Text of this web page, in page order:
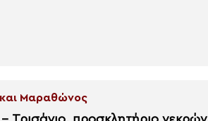
Μαραθώνος